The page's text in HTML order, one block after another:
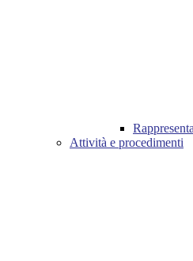
Attività e procedimenti